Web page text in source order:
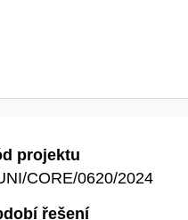
projektu
CORE/0620/2024
řešení